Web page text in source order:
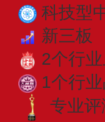
科技型
新三板
2个行
1个行
专业